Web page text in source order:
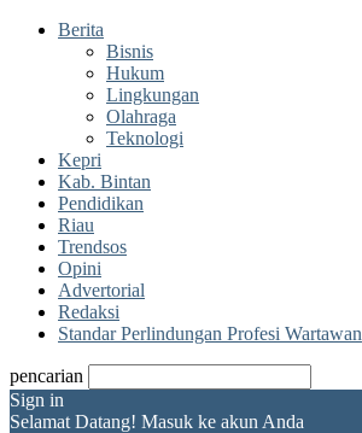
Berita
Bisnis
Hukum
Lingkungan
Olahraga
Teknologi
Kepri
Kab. Bintan
Pendidikan
Riau
Trendsos
Opini
Advertorial
Redaksi
Standar Perlindungan Profesi Wartawan
pencarian
Sign in
Selamat Datang! Masuk ke akun Anda